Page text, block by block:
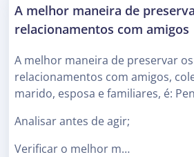
A melhor maneira de
relacionamentos com amigos
A melhor maneira de preservar
relacionamentos com amigos,
marido, esposa e familiares, é:
Analisar antes de agir;
Verificar o melhor m…